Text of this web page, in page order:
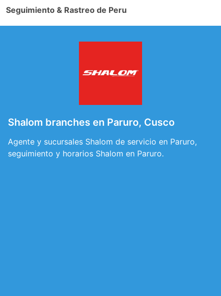
Seguimiento & Rastreo de Peru
Shalom branches en Paruro, Cusco
Agente y sucursales Shalom de servicio en Paruro,
seguimiento y horarios Shalom en Paruro.